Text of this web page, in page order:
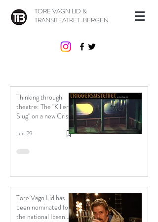
TORE VAGN LID &
TRANSITEATRET-BERGEN
Thinking through
theatre: The "Killer
Slug" on a new Crisis
Jun 29
Tore Vagn Lid has
been nominated for
the national Ibsen